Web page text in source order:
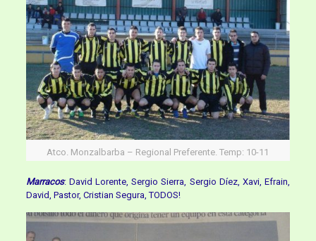
Atco. Monzalbarba – Regional Preferente. Temp: 10-11
Marracos: David Lorente, Sergio Sierra, Sergio Díez, Xavi, Efrain,
David, Pastor, Cristian Segura, TODOS!